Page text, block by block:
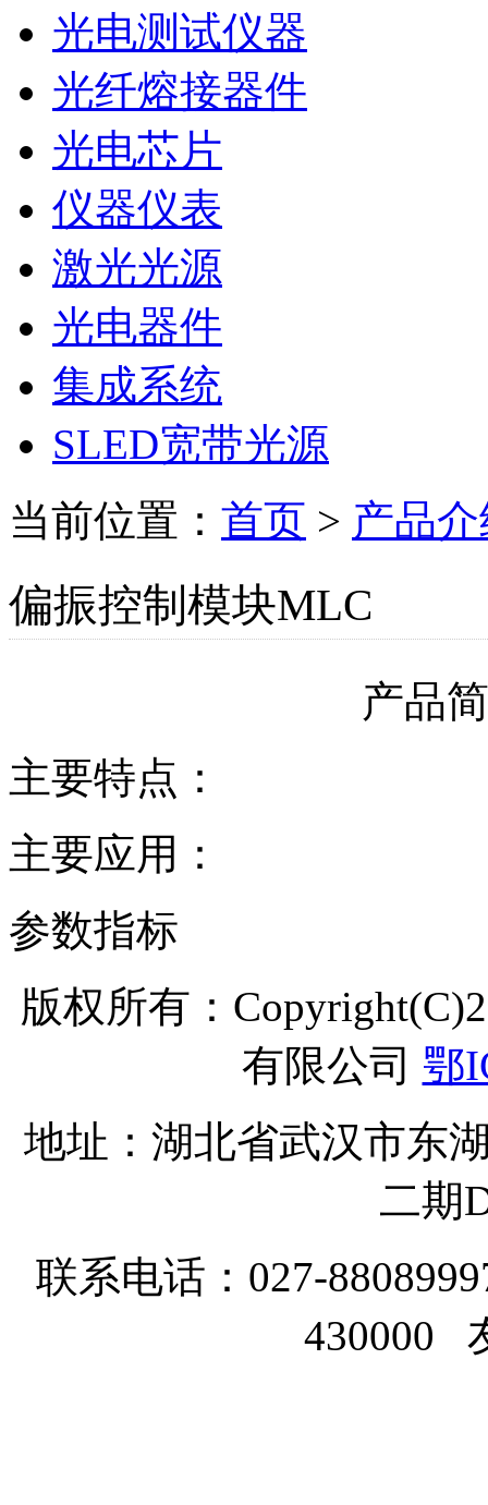
光电测试仪器
光纤熔接器件
光电芯片
仪器仪表
激光光源
光电器件
集成系统
SLED宽带光源
当前位置： 首页 > 产品
偏振控制模块MLC
产品
主要特点：
主要应用：
参数指标
版权所有：
有限公司 鄂
地址：湖北省武汉市东
二期
联系电话：027-
430000